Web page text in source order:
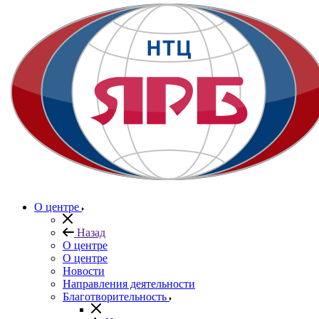
О центре
Назад
О центре
О центре
Новости
Направления деятельности
Благотворительность